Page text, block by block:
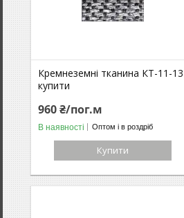
Кремнеземні тканина КТ-11-13
купити
960 ₴/пог.м
В наявності Оптом і в роздріб
Купити